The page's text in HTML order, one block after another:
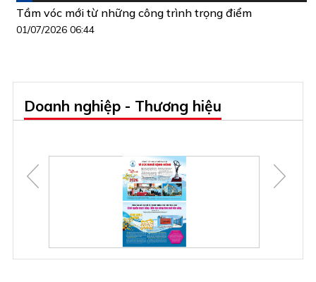
Tầm vóc mới từ những công trình trọng điểm
01/07/2026 06:44
Doanh nghiệp - Thương hiệu